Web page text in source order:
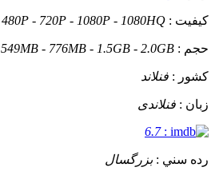
کيفيت : 480P - 720P - 1080P - 1080HQ
حجم : 549MB - 776MB - 1.5GB - 2.0GB
کشور : فنلاند
زبان : فنلاندی
:
6.7
رده سني :بزرگسال